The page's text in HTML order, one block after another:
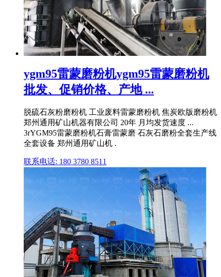
ygm95雷蒙磨粉机ygm95雷蒙磨粉机
批发、促销价格、产地 ...
脱硫石灰粉磨粉机 工业废料雷蒙磨粉机 焦炭欧版磨粉机
郑州通用矿山机器有限公司 20年 月均发货速度 ...
3rYGM95雷蒙磨粉机石膏雷蒙磨 石灰石磨粉全套生产线
全套设备 郑州通用矿山机 .
联系电话: 180 3780 8511